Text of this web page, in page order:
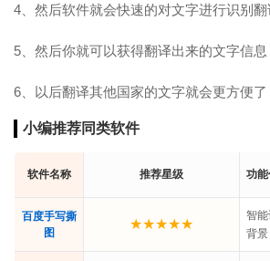
4、然后软件就会快速的对文字进行识别翻
5、然后你就可以获得翻译出来的文字信息
6、以后翻译其他国家的文字就会更方便了
小编推荐同类软件
软件名称 推荐星级 功
百度手写撕
图
★★★★★
智
背景